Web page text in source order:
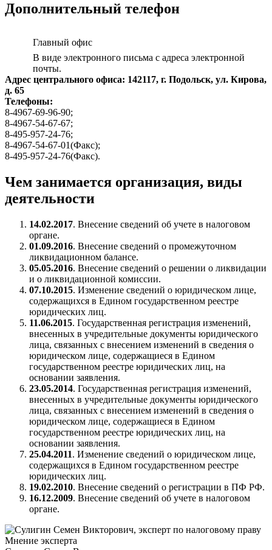
Дополнительный телефон
Главный офис
В виде электронного письма с адреса электронной
почты.
Адрес центрального офиса: 142117, г. Подольск, ул. Кирова,
д. 65
Телефоны:
8-4967-69-96-90;
8-4967-54-67-67;
8-495-957-24-76;
8-4967-54-67-01(Факс);
8-495-957-24-76(Факс).
Чем занимается организация, виды
деятельности
14.02.2017. Внесение сведений об учете в налоговом
органе.
01.09.2016. Внесение сведений о промежуточном
ликвидационном балансе.
05.05.2016. Внесение сведений о решении о ликвидации
и о ликвидационной комиссии.
07.10.2015. Изменение сведений о юридическом лице,
содержащихся в Едином государственном реестре
юридических лиц.
11.06.2015. Государственная регистрация изменений,
внесенных в учредительные документы юридического
лица, связанных с внесением изменений в сведения о
юридическом лице, содержащиеся в Едином
государственном реестре юридических лиц, на
основании заявления.
23.05.2014. Государственная регистрация изменений,
внесенных в учредительные документы юридического
лица, связанных с внесением изменений в сведения о
юридическом лице, содержащиеся в Едином
государственном реестре юридических лиц, на
основании заявления.
25.04.2011. Изменение сведений о юридическом лице,
содержащихся в Едином государственном реестре
юридических лиц.
19.02.2010. Внесение сведений о регистрации в ПФ РФ.
16.12.2009. Внесение сведений об учете в налоговом
органе.
Мнение эксперта